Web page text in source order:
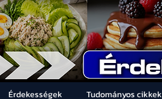
Érdekességek Tudományos cikkek